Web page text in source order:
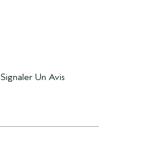
Signaler Un Avis